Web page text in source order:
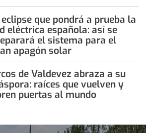
eclipse que pondrá a prueba la
eléctrica española: así se
el sistema para el
apagón solar
de Valdevez abraza a su
raíces que vuelven y
puertas al mundo